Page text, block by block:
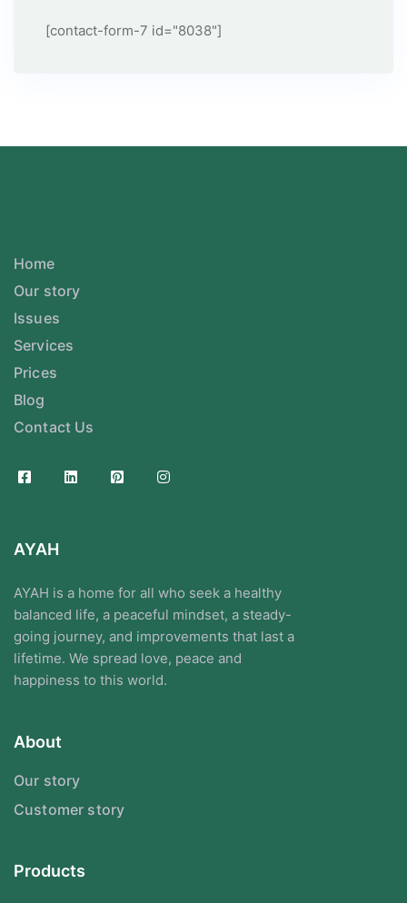
[contact-form-7 id="8038"]
Home
Our story
Issues
Services
Prices
Blog
Contact Us
AYAH
AYAH is a home for all who seek a healthy
balanced life, a peaceful mindset, a steady-
going journey, and improvements that last a
lifetime. We spread love, peace and
happiness to this world.
About
Our story
Customer story
Products